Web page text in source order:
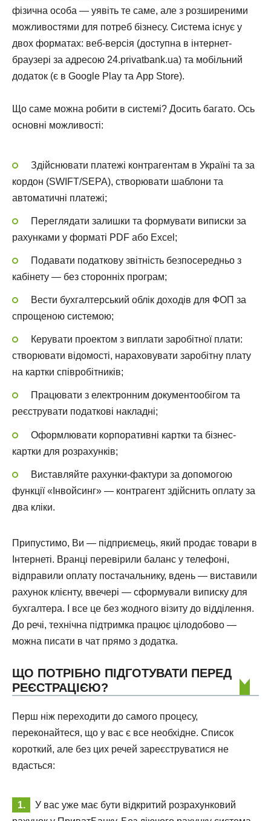
фізична особа — уявіть те саме, але з розширеними
можливостями для потреб бізнесу. Система існує у
двох форматах: веб-версія (доступна в інтернет-
браузері за адресою 24.privatbank.ua) та мобільний
додаток (є в Google Play та App Store).
Що саме можна робити в системі? Досить багато. Ось
основні можливості:
Здійснювати платежі контрагентам в Україні та за
кордон (SWIFT/SEPA), створювати шаблони та
автоматичні платежі;
Переглядати залишки та формувати виписки за
рахунками у форматі PDF або Excel;
Подавати податкову звітність безпосередньо з
кабінету — без сторонніх програм;
Вести бухгалтерський облік доходів для ФОП за
спрощеною системою;
Керувати проектом з виплати заробітної плати:
створювати відомості, нараховувати заробітну плату
на картки співробітників;
Працювати з електронним документообігом та
реєструвати податкові накладні;
Оформлювати корпоративні картки та бізнес-
картки для розрахунків;
Виставляйте рахунки-фактури за допомогою
функції «Інвойсинг» — контрагент здійснить оплату за
два кліки.
Припустимо, Ви — підприємець, який продає товари в
Інтернеті. Вранці перевірили баланс у телефоні,
відправили оплату постачальнику, вдень — виставили
рахунок клієнту, ввечері — сформували виписку для
бухгалтера. І все це без жодного візиту до відділення.
До речі, технічна підтримка працює цілодобово —
можна писати в чат прямо з додатка.
ЩО ПОТРІБНО ПІДГОТУВАТИ ПЕРЕД
РЕЄСТРАЦІЄЮ?
Перш ніж переходити до самого процесу,
переконайтеся, що у вас є все необхідне. Список
короткий, але без цих речей зареєструватися не
вдасться:
У вас уже має бути відкритий розрахунковий